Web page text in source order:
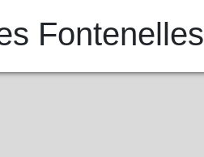
Fontenelles